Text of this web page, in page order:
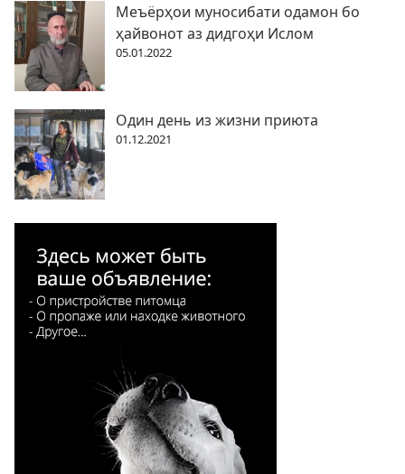
Меъёрҳои муносибати одамон бо
ҳайвонот аз дидгоҳи Ислом
05.01.2022
Один день из жизни приюта
01.12.2021